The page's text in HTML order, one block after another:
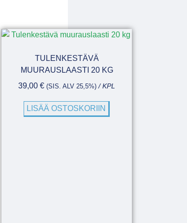
TULENKESTÄVÄ
MUURAUSLAASTI 20 KG
39,00 € (SIS. ALV 25,5%) / KPL
LISÄÄ OSTOSKORIIN